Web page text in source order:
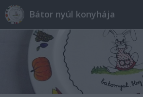
Bátor nyúl konyhája